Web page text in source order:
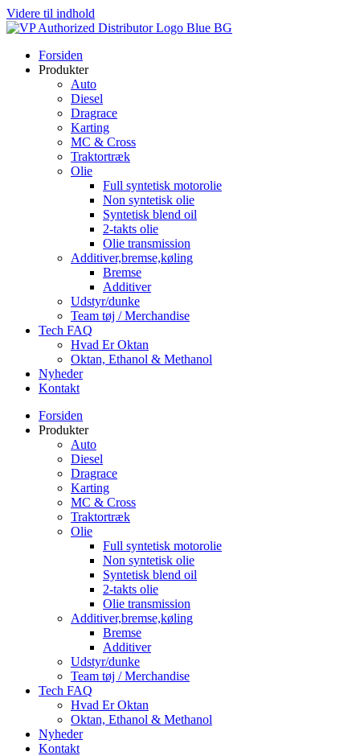
Videre til indhold
Forsiden
Produkter
Auto
Diesel
Dragrace
Karting
MC & Cross
Traktortræk
Olie
Full syntetisk motorolie
Non syntetisk olie
Syntetisk blend oil
2-takts olie
Olie transmission
Additiver,bremse,køling
Bremse
Additiver
Udstyr/dunke
Team tøj / Merchandise
Tech FAQ
Hvad Er Oktan
Oktan, Ethanol & Methanol
Nyheder
Kontakt
Forsiden
Produkter
Auto
Diesel
Dragrace
Karting
MC & Cross
Traktortræk
Olie
Full syntetisk motorolie
Non syntetisk olie
Syntetisk blend oil
2-takts olie
Olie transmission
Additiver,bremse,køling
Bremse
Additiver
Udstyr/dunke
Team tøj / Merchandise
Tech FAQ
Hvad Er Oktan
Oktan, Ethanol & Methanol
Nyheder
Kontakt